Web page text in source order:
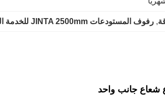
, رفوف المستودعات JINTA 2500mm للخدمة الشاقة